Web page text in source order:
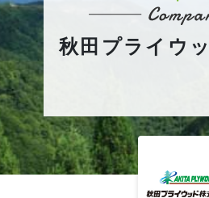
秋田プライウ